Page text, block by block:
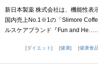
新日本製薬 株式会社は、機能性表
国内売上No.1※1の「Slimore
ルスケアブランド『Fun and
ダイエット
健康 健康食